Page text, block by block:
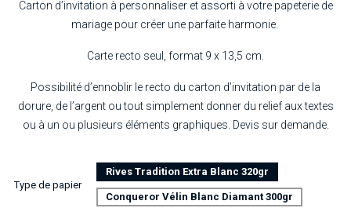
Carton d’invitation à personnaliser et assorti à votre papeterie de
mariage pour créer une parfaite harmonie.
Carte recto seul, format 9 x 13,5 cm.
Possibilité d’ennoblir le recto du carton d’invitation par de la
dorure, de l’argent ou tout simplement donner du relief aux textes
ou à un ou plusieurs éléments graphiques. Devis sur demande.
Type de papier
Rives Tradition Extra Blanc 320gr
Conqueror Vélin Blanc Diamant 300gr